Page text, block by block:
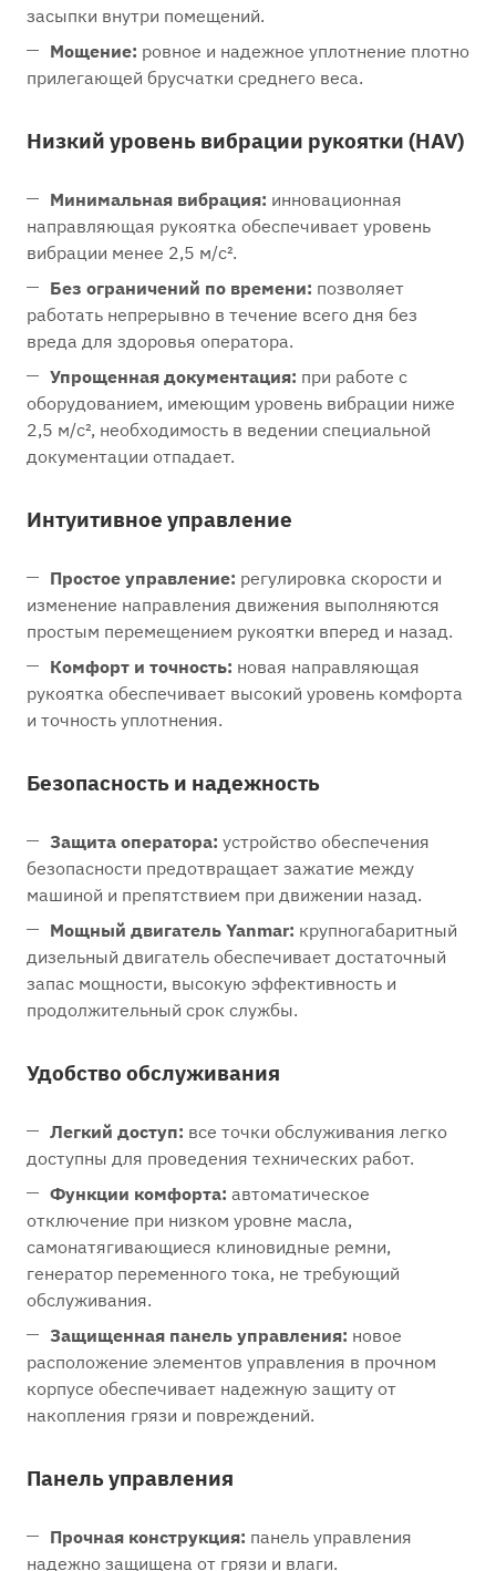
засыпки внутри помещений.
Мощение: ровное и надежное уплотнение плотно
прилегающей брусчатки среднего веса.
Низкий уровень вибрации рукоятки (HAV)
Минимальная вибрация: инновационная
направляющая рукоятка обеспечивает уровень
вибрации менее 2,5 м/с².
Без ограничений по времени: позволяет
работать непрерывно в течение всего дня без
вреда для здоровья оператора.
Упрощенная документация: при работе с
оборудованием, имеющим уровень вибрации ниже
2,5 м/с², необходимость в ведении специальной
документации отпадает.
Интуитивное управление
Простое управление: регулировка скорости и
изменение направления движения выполняются
простым перемещением рукоятки вперед и назад.
Комфорт и точность: новая направляющая
рукоятка обеспечивает высокий уровень комфорта
и точность уплотнения.
Безопасность и надежность
Защита оператора: устройство обеспечения
безопасности предотвращает зажатие между
машиной и препятствием при движении назад.
Мощный двигатель Yanmar: крупногабаритный
дизельный двигатель обеспечивает достаточный
запас мощности, высокую эффективность и
продолжительный срок службы.
Удобство обслуживания
Легкий доступ: все точки обслуживания легко
доступны для проведения технических работ.
Функции комфорта: автоматическое
отключение при низком уровне масла,
самонатягивающиеся клиновидные ремни,
генератор переменного тока, не требующий
обслуживания.
Защищенная панель управления: новое
расположение элементов управления в прочном
корпусе обеспечивает надежную защиту от
накопления грязи и повреждений.
Панель управления
Прочная конструкция: панель управления
надежно защищена от грязи и влаги.